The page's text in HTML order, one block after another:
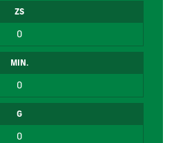
ZS
0
MIN.
0
G
0